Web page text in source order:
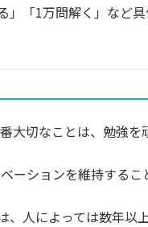
」「1万問解く」など
大切なことは、勉強を
ーションを維持するこ
、人によっては数年以